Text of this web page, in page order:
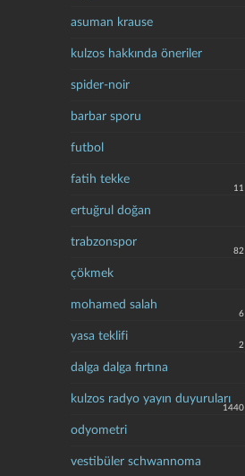
asuman krause
kulzos hakkında öneriler
spider-noir
barbar sporu
futbol
fatih tekke
11
ertuğrul doğan
trabzonspor
82
çökmek
mohamed salah
6
yasa teklifi
2
dalga dalga fırtına
kulzos radyo yayın duyuruları
1440
odyometri
vestibüler schwannoma